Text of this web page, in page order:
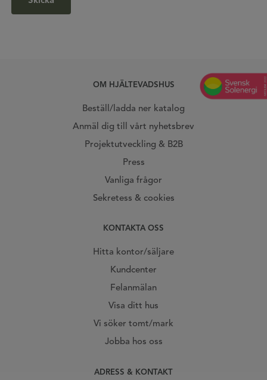
OM HJÄLTEVADSHUS
Beställ/ladda ner katalog
Anmäl dig till vårt nyhetsbrev
Projektutveckling & B2B
Press
Vanliga frågor
Sekretess & cookies
KONTAKTA OSS
Hitta kontor/säljare
Kundcenter
Felanmälan
Visa ditt hus
Vi söker tomt/mark
Jobba hos oss
ADRESS & KONTAKT